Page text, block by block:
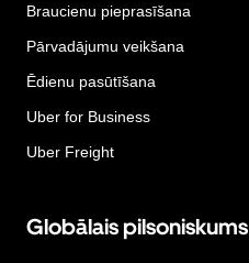
Braucienu pieprasīšana
Pārvadājumu veikšana
Ēdienu pasūtīšana
Uber for Business
Uber Freight
Globālais pilsoniskums